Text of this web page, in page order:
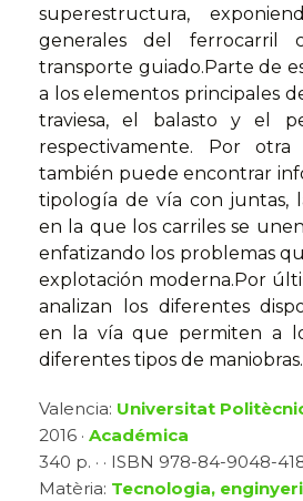
superestructura,
generales del ferrocarril
transporte guiado.Parte de
a los elementos principales
traviesa, el balasto y el
respectivamente. Por
también puede encontrar
tipología de vía con juntas,
en la que los carriles se
enfatizando los problemas
explotación moderna.Por
analizan los diferentes
en la vía que permiten a
diferentes tipos de maniobras.
Valencia: Universitat
2016 · Académica
340 p. · · ISBN 978-84-9048-
Matèria: Tecnologia,